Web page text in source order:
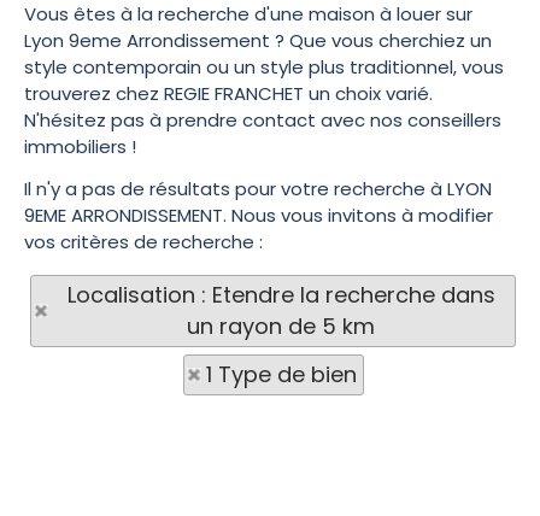
Vous êtes à la recherche d'une maison à louer sur
Lyon 9eme Arrondissement ? Que vous cherchiez un
style contemporain ou un style plus traditionnel, vous
trouverez chez REGIE FRANCHET un choix varié.
N'hésitez pas à prendre contact avec nos conseillers
immobiliers !
Il n'y a pas de résultats pour votre recherche à LYON
9EME ARRONDISSEMENT. Nous vous invitons à modifier
vos critères de recherche :
Localisation : Etendre la recherche dans
un rayon de 5 km
1 Type de bien